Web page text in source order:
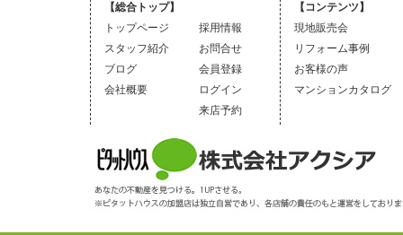
【総合トップ】
トップページ
スタッフ紹介
ブログ
会社概要
採用情報
お問合せ
会員登録
ログイン
来店予約
【コンテンツ】
現地販売会
リフォーム事例
お客様の声
マンションカタログ